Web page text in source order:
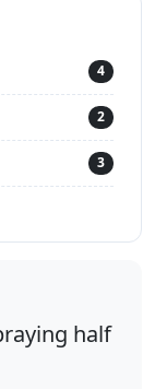
4
2
3
half